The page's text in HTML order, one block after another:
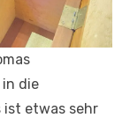
die
ist etwas sehr